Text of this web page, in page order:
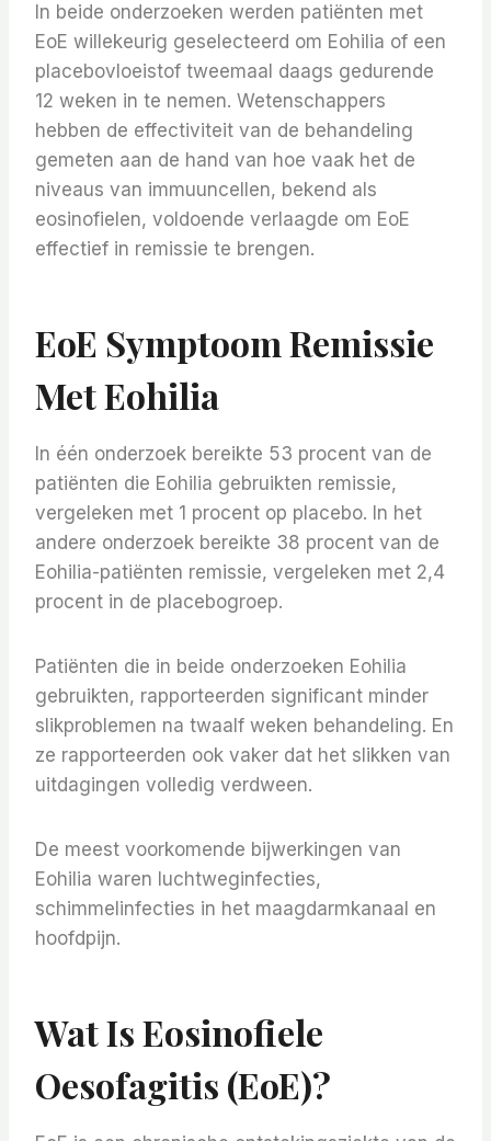
In beide onderzoeken werden patiënten met
EoE willekeurig geselecteerd om Eohilia of een
placebovloeistof tweemaal daags gedurende
12 weken in te nemen. Wetenschappers
hebben de effectiviteit van de behandeling
gemeten aan de hand van hoe vaak het de
niveaus van immuuncellen, bekend als
eosinofielen, voldoende verlaagde om EoE
effectief in remissie te brengen.
EoE Symptoom Remissie
Met Eohilia
In één onderzoek bereikte 53 procent van de
patiënten die Eohilia gebruikten remissie,
vergeleken met 1 procent op placebo. In het
andere onderzoek bereikte 38 procent van de
Eohilia-patiënten remissie, vergeleken met 2,4
procent in de placebogroep.
Patiënten die in beide onderzoeken Eohilia
gebruikten, rapporteerden significant minder
slikproblemen na twaalf weken behandeling. En
ze rapporteerden ook vaker dat het slikken van
uitdagingen volledig verdween.
De meest voorkomende bijwerkingen van
Eohilia waren luchtweginfecties,
schimmelinfecties in het maagdarmkanaal en
hoofdpijn.
Wat Is Eosinofiele
Oesofagitis (EoE)?